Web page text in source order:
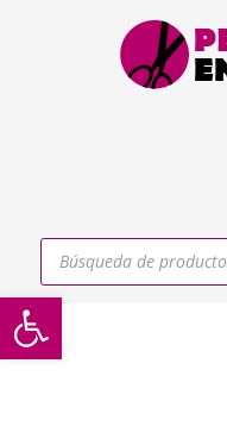
Abrir barra de herramientas
Búsqueda
productos